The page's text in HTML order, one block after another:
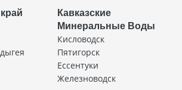
Кавказские
Минеральные Воды
Кисловодск
Пятигорск
Ессентуки
Железноводск